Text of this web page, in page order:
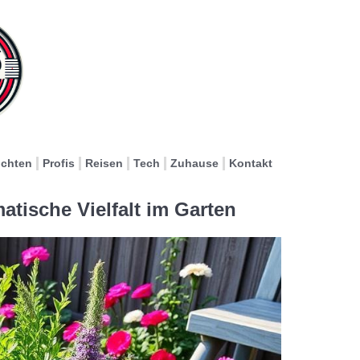
Profis Reisen Tech Zuhause Kontakt
Vielfalt im Garten